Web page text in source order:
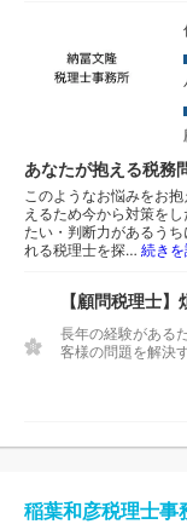
あなたが抱える税務
このようなお悩みをお
えるため今から対策を
たい・判断力があるう
れる税理士を探… 続き
【顧問税理士
長年の経験がある
客様の問題を解決
稲葉和彦税理士事